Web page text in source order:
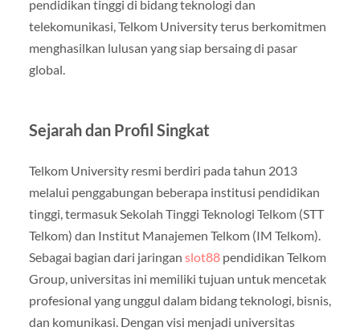
pendidikan tinggi di bidang teknologi dan
telekomunikasi, Telkom University terus berkomitmen
menghasilkan lulusan yang siap bersaing di pasar
global.
Sejarah dan Profil Singkat
Telkom University resmi berdiri pada tahun 2013
melalui penggabungan beberapa institusi pendidikan
tinggi, termasuk Sekolah Tinggi Teknologi Telkom (STT
Telkom) dan Institut Manajemen Telkom (IM Telkom).
Sebagai bagian dari jaringan slot88pendidikan Telkom
Group, universitas ini memiliki tujuan untuk mencetak
profesional yang unggul dalam bidang teknologi, bisnis,
dan komunikasi. Dengan visi menjadi universitas